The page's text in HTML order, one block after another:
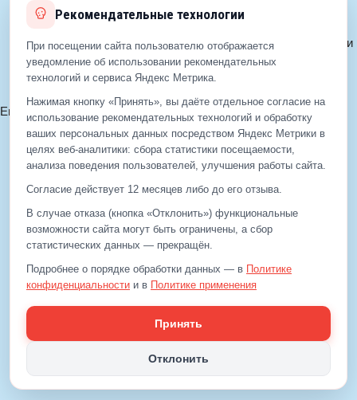
© 2012—2026 ЕДС-Королёв
Политика конфиденциальности
Политика cookie
Согласие на обработку ПДн
Email: info@eds-korolev.ru
+7 (499) 929-99-99
+7 (495)512-00-11
512-00-11
Email:info@eds-korolev.ru
Рекомендательные технологии
При посещении сайта пользователю отображается
уведомление об использовании рекомендательных
технологий и сервиса Яндекс Метрика.
Нажимая кнопку «Принять», вы даёте отдельное согласие на
использование рекомендательных технологий и обработку
ваших персональных данных посредством Яндекс Метрики в
целях веб‑аналитики: сбора статистики посещаемости,
анализа поведения пользователей, улучшения работы сайта.
Согласие действует 12 месяцев либо до его отзыва.
В случае отказа (кнопка «Отклонить») функциональные
возможности сайта могут быть ограничены, а сбор
статистических данных — прекращён.
Подробнее о порядке обработки данных — в Политике
конфиденциальности и в Политике применения
Принять
Отклонить